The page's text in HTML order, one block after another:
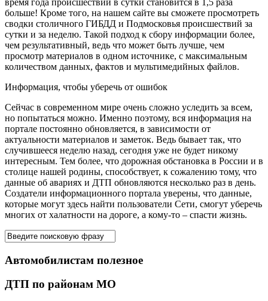
время года происшествий в сутки становится в 1,5 раза
больше! Кроме того, на нашем сайте вы сможете просмотреть
сводки столичного ГИБДД и Подмосковья происшествий за
сутки и за неделю. Такой подход к сбору информации более,
чем результативный, ведь что может быть лучше, чем
просмотр материалов в одном источнике, с максимальным
количеством данных, фактов и мультимедийных файлов.
Информация, чтобы уберечь от ошибок
Сейчас в современном мире очень сложно уследить за всем,
но попытаться можно. Именно поэтому, вся информация на
портале постоянно обновляется, в зависимости от
актуальности материалов и заметок. Ведь бывает так, что
случившееся неделю назад, сегодня уже не будет никому
интересным. Тем более, что дорожная обстановка в России и в
столице нашей родины, способствует, к сожалению тому, что
данные об авариях и ДТП обновляются несколько раз в день.
Создатели информационного портала уверены, что данные,
которые могут здесь найти пользователи Сети, смогут уберечь
многих от халатности на дороге, а кому-то – спасти жизнь.
Автомобилистам полезное
ДТП по районам МО